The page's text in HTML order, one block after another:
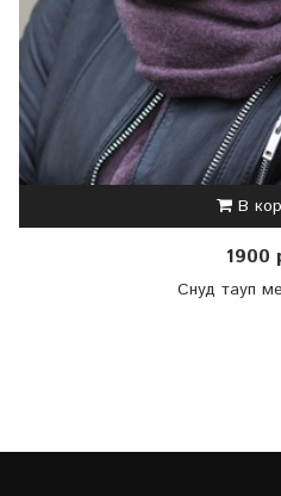
В
1900
Снуд тауп